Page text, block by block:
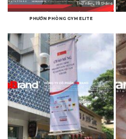
PHƯỚN PHÒNG GYM ELITE